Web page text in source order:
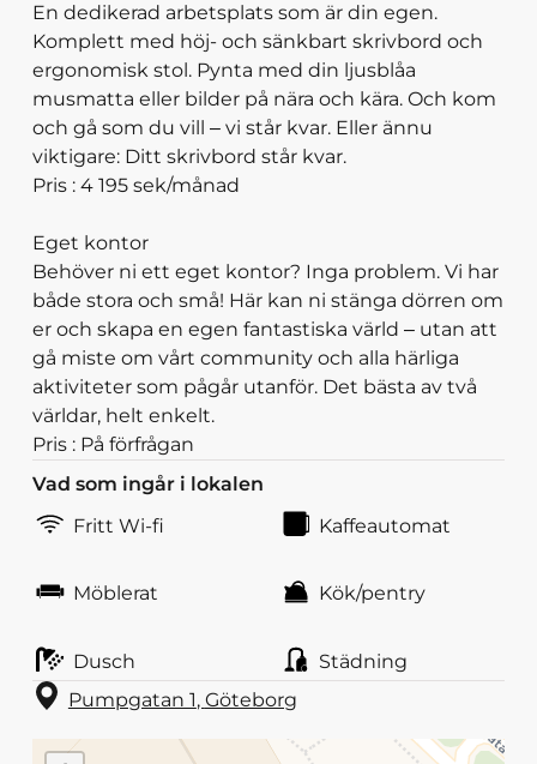
En dedikerad arbetsplats som är din egen.
Komplett med höj- och sänkbart skrivbord och
ergonomisk stol. Pynta med din ljusblåa
musmatta eller bilder på nära och kära. Och kom
och gå som du vill – vi står kvar. Eller ännu
viktigare: Ditt skrivbord står kvar.
Pris : 4 195 sek/månad
Eget kontor
Behöver ni ett eget kontor? Inga problem. Vi har
både stora och små! Här kan ni stänga dörren om
er och skapa en egen fantastiska värld – utan att
gå miste om vårt community och alla härliga
aktiviteter som pågår utanför. Det bästa av två
världar, helt enkelt.
Pris : På förfrågan
Vad som ingår i lokalen
Fritt Wi-fi
Kaffeautomat
Möblerat Kök/pentry
Dusch
Städning
Pumpgatan 1, Göteborg